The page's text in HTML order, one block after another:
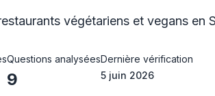
végétariens et vegans en
Questions analysées
9
Dernière vérification
5 juin 2026